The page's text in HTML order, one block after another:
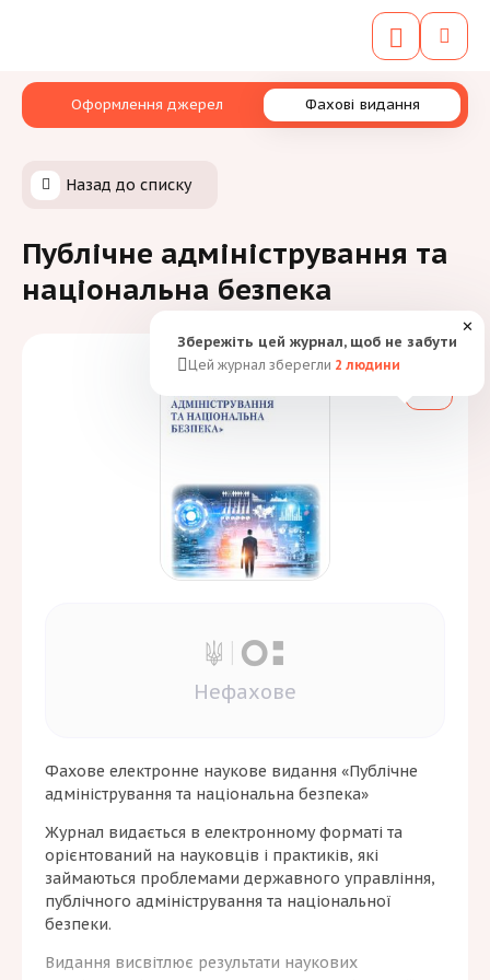
Оформлення джерел Фахові видання
Назад до списку
Публічне адміністрування та
національна безпека
Фахове електронне наукове видання «Публічне
адміністрування та національна безпека»
Журнал видається в електронному форматі та
орієнтований на науковців і практиків, які
займаються проблемами державного управління,
публічного адміністрування та національної
безпеки.
Видання висвітлює результати наукових
Нефахове
Збережіть цей журнал, щоб не забути
Цей журнал зберегли 2 людини
✕